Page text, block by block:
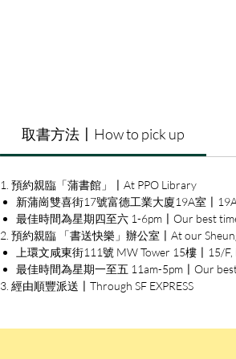
取書方法〡How to pick up
1. 預約親臨「蒲書館」〡At PPO Library
新蒲崗雙喜街17號富德工業大廈19A室〡
最佳時間為星期四至六 1-6pm〡Our best
2. 預約親臨 「書送快樂」辦公室〡At our
上環文咸東街111號 MW Tower 15樓〡15/
最佳時間為星期一至五 11am-5pm〡Our
3. 經由順豐派送〡Through SF EXPRESS